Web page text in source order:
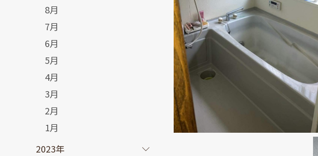
8月
7月
6月
5月
4月
3月
2月
1月
2023年